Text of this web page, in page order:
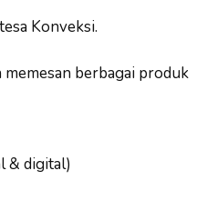
Konveksi.
berbagai produk
& digital)